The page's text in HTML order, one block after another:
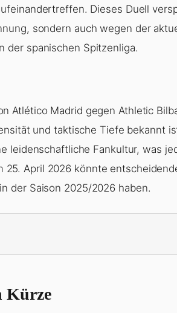
Dieses Duell
sondern auch wegen der
der spanischen Spitzenliga.
Atlético Madrid gegen Athletic
und taktische Tiefe bekannt
leidenschaftliche Fankultur, was
25. April 2026 könnte
der Saison 2025/2026 haben.
Kürze